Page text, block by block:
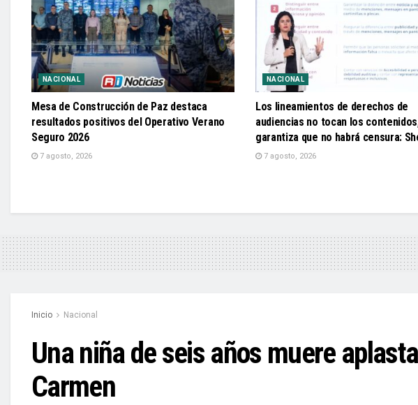
NACIONAL
Mesa de Construcción de Paz destaca
resultados positivos del Operativo Verano
Seguro 2026
7 agosto, 2026
NACIONAL
Los lineamientos de derechos de
audiencias no tocan los
garantiza que no habrá censura:
7 agosto, 2026
Inicio Nacional
Una niña de seis años muere
Carmen